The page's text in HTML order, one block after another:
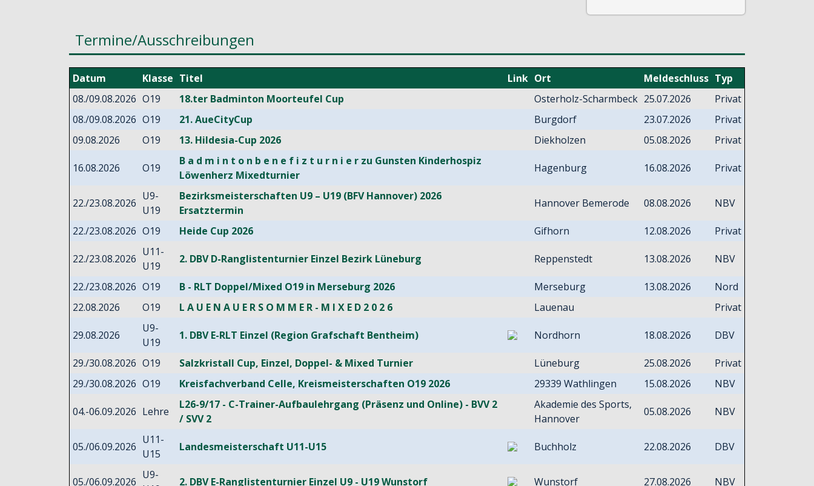
Termine/Ausschreibungen
Datum Klasse Titel Link Ort Meldeschluss Typ
08./09.08.2026 O19 18.ter Badminton Moorteufel Cup Osterholz-Scharmbeck 25.07.2026
Privat
08./09.08.2026 O19 21. AueCityCup Burgdorf 23.07.2026
Privat
09.08.2026
O19 13. Hildesia-Cup 2026 Diekholzen 05.08.2026 Privat
16.08.2026 O19
B a d m i n t o n b e n e f i z t u r n i e r zu Gunsten Kinderhospiz
Löwenherz Mixedturnier
Hagenburg 16.08.2026 Privat
22./23.08.2026
U9-
U19
Bezirksmeisterschaften U9 – U19 (BFV Hannover) 2026
Ersatztermin
Hannover Bemerode 08.08.2026 NBV
22./23.08.2026 O19 Heide Cup 2026 Gifhorn 12.08.2026 Privat
22./23.08.2026
U11-
U19
2. DBV D-Ranglistenturnier Einzel Bezirk Lüneburg Reppenstedt 13.08.2026 NBV
22./23.08.2026 O19 B - RLT Doppel/Mixed O19 in Merseburg 2026 Merseburg 13.08.2026
Nord
22.08.2026
O19 L A U E N A U E R S O M M E R - M I X E D 2 0 2 6 Lauenau Privat
29.08.2026
U9-
U19
1. DBV E-RLT Einzel (Region Grafschaft Bentheim) Nordhorn 18.08.2026 DBV
29./30.08.2026 O19 Salzkristall Cup, Einzel, Doppel- & Mixed Turnier Lüneburg 25.08.2026
Privat
29./30.08.2026 O19 Kreisfachverband Celle, Kreismeisterschaften O19 2026 29339 Wathlingen 15.08.2026 NBV
04.-06.09.2026 Lehre
L26-9/17 - C-Trainer-Aufbaulehrgang (Präsenz und Online) - BVV 2
/ SVV 2
Akademie des Sports,
Hannover
05.08.2026 NBV
05./06.09.2026
U11-
U15
Landesmeisterschaft U11-U15 Buchholz 22.08.2026 DBV
05./06.09.2026
U9-
2. DBV E-Ranglistenturnier Einzel U9 - U19 Wunstorf Wunstorf 27.08.2026 NBV